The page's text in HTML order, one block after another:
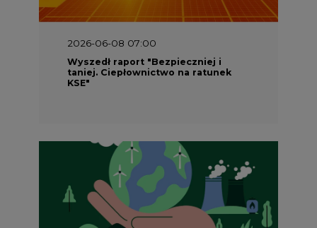
2026-06-08 07:00
Wyszedł raport "Bezpieczniej i
taniej. Ciepłownictwo na ratunek
KSE"